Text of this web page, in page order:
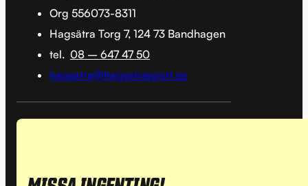
Org 556073-8311
Hagsätra Torg 7, 124 73 Bandhagen
tel. 08 – 647 47 50
hagsatra@hagsatrasport.se